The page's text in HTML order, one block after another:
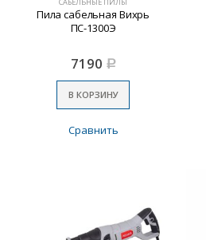
Пила сабельная Вихрь
ПС-1300Э
7190 Р
В КОРЗИНУ
Сравнить